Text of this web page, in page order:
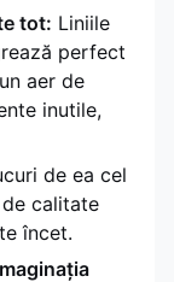
tot: Liniile
perfect
aer de
inutile,
de ea cel
calitate
încet.